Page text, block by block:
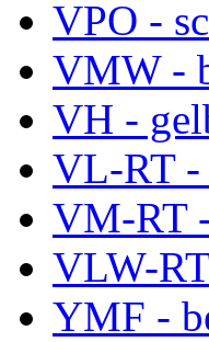
VPO -
VMW -
VH -
VL-RT -
VM-RT
VLW-
YMF -